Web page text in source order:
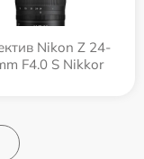
Nikon Z 24-
F4.0 S Nikkor